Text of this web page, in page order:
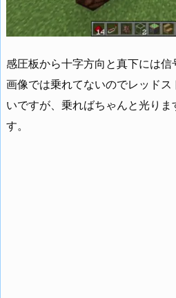
感圧板から十字方向と真下には
画像では乗れてないのでレッド
いですが、乗ればちゃんと光りま
す。